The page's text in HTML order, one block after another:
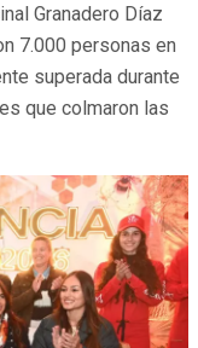
Granadero Díaz
7.000 personas en
superada durante
que colmaron las